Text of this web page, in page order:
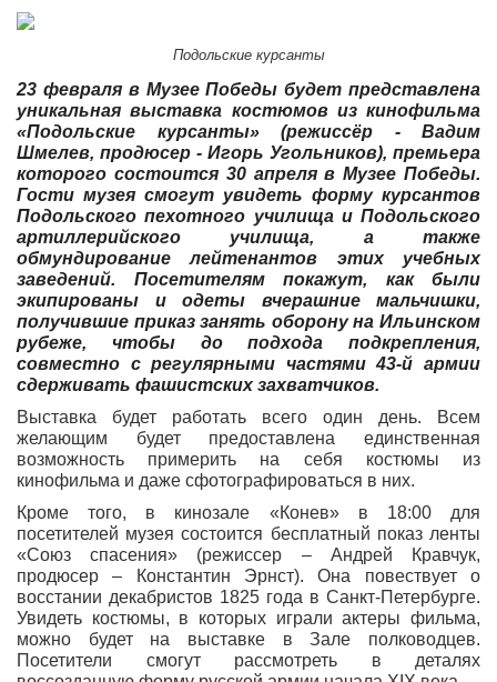
Подольские курсанты
23 февраля в Музее Победы будет представлена
уникальная выставка костюмов из кинофильма
«Подольские курсанты» (режиссёр - Вадим
Шмелев, продюсер - Игорь Угольников), премьера
которого состоится 30 апреля в Музее Победы.
Гости музея смогут увидеть форму курсантов
Подольского пехотного училища и Подольского
артиллерийского училища, а также
обмундирование лейтенантов этих учебных
заведений. Посетителям покажут, как были
экипированы и одеты вчерашние мальчишки,
получившие приказ занять оборону на Ильинском
рубеже, чтобы до подхода подкрепления,
совместно с регулярными частями 43-й армии
сдерживать фашистских захватчиков.
Выставка будет работать всего один день. Всем
желающим будет предоставлена единственная
возможность примерить на себя костюмы из
кинофильма и даже сфотографироваться в них.
Кроме того, в кинозале «Конев» в 18:00 для
посетителей музея состоится бесплатный показ ленты
«Союз спасения» (режиссер – Андрей Кравчук,
продюсер – Константин Эрнст). Она повествует о
восстании декабристов 1825 года в Санкт-Петербурге.
Увидеть костюмы, в которых играли актеры фильма,
можно будет на выставке в Зале полководцев.
Посетители смогут рассмотреть в деталях